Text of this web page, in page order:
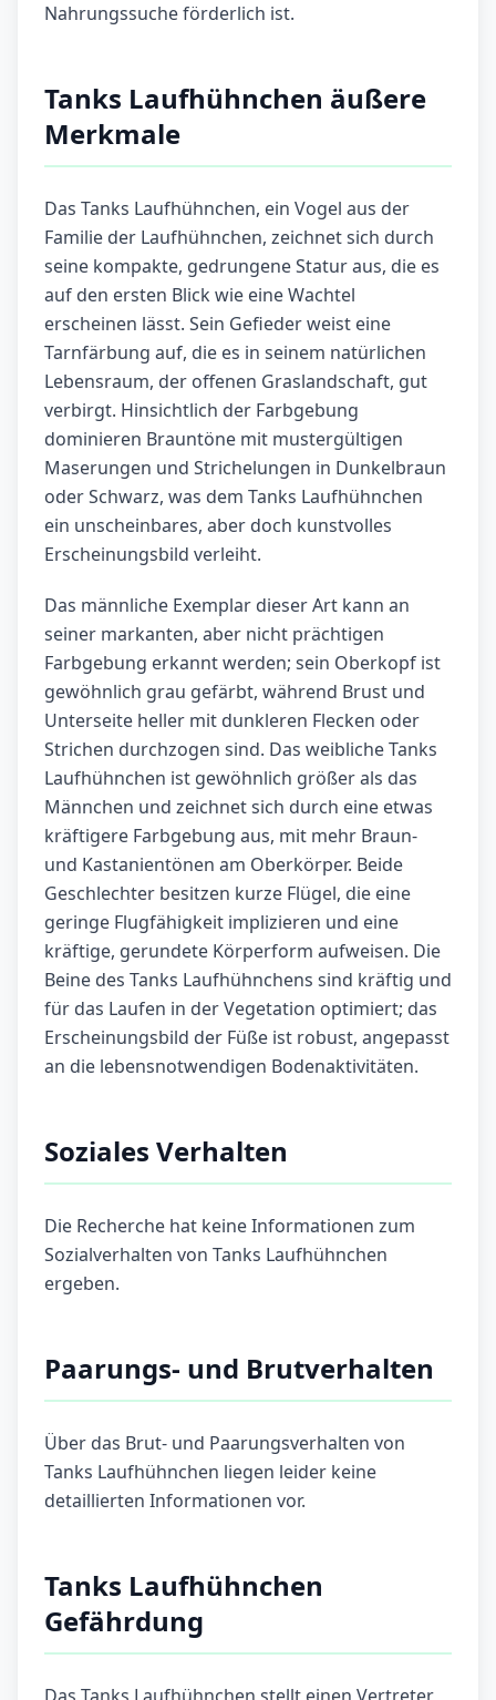
Nahrungssuche förderlich ist.
Tanks Laufhühnchen äußere
Merkmale
Das Tanks Laufhühnchen, ein Vogel aus der
Familie der Laufhühnchen, zeichnet sich durch
seine kompakte, gedrungene Statur aus, die es
auf den ersten Blick wie eine Wachtel
erscheinen lässt. Sein Gefieder weist eine
Tarnfärbung auf, die es in seinem natürlichen
Lebensraum, der offenen Graslandschaft, gut
verbirgt. Hinsichtlich der Farbgebung
dominieren Brauntöne mit mustergültigen
Maserungen und Strichelungen in Dunkelbraun
oder Schwarz, was dem Tanks Laufhühnchen
ein unscheinbares, aber doch kunstvolles
Erscheinungsbild verleiht.
Das männliche Exemplar dieser Art kann an
seiner markanten, aber nicht prächtigen
Farbgebung erkannt werden; sein Oberkopf ist
gewöhnlich grau gefärbt, während Brust und
Unterseite heller mit dunkleren Flecken oder
Strichen durchzogen sind. Das weibliche Tanks
Laufhühnchen ist gewöhnlich größer als das
Männchen und zeichnet sich durch eine etwas
kräftigere Farbgebung aus, mit mehr Braun-
und Kastanientönen am Oberkörper. Beide
Geschlechter besitzen kurze Flügel, die eine
geringe Flugfähigkeit implizieren und eine
kräftige, gerundete Körperform aufweisen. Die
Beine des Tanks Laufhühnchens sind kräftig und
für das Laufen in der Vegetation optimiert; das
Erscheinungsbild der Füße ist robust, angepasst
an die lebensnotwendigen Bodenaktivitäten.
Soziales Verhalten
Die Recherche hat keine Informationen zum
Sozialverhalten von Tanks Laufhühnchen
ergeben.
Paarungs- und Brutverhalten
Über das Brut- und Paarungsverhalten von
Tanks Laufhühnchen liegen leider keine
detaillierten Informationen vor.
Tanks Laufhühnchen
Gefährdung